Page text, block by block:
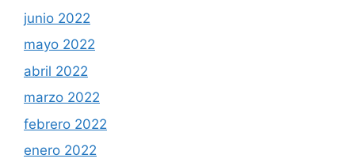
junio 2022
mayo 2022
abril 2022
marzo 2022
febrero 2022
enero 2022